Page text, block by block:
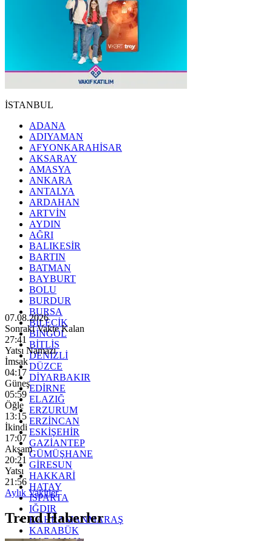
İSTANBUL
ADANA
ADIYAMAN
AFYONKARAHİSAR
AKSARAY
AMASYA
ANKARA
ANTALYA
ARDAHAN
ARTVİN
AYDIN
AĞRI
BALIKESİR
BARTIN
BATMAN
BAYBURT
BOLU
BURDUR
BURSA
BİLECİK
BİNGÖL
BİTLİS
DENİZLİ
DÜZCE
DİYARBAKIR
EDİRNE
ELAZIĞ
ERZURUM
ERZİNCAN
ESKİŞEHİR
GAZİANTEP
GÜMÜŞHANE
GİRESUN
HAKKARİ
HATAY
ISPARTA
IĞDIR
KAHRAMANMARAŞ
KARABÜK
07.08.2026
Sonraki Vakte Kalan
27:39
Yatsı Namazı
İmsak
04:17
Güneş
05:59
Öğle
13:15
İkindi
17:07
Akşam
20:21
Yatsı
21:56
Aylık Vakitler
Trend Haberler